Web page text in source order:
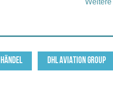
DHL AVIATION GROUP
/ Q7] [EZY / U2] (2021-2023)